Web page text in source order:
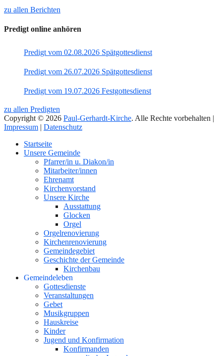
zu allen Berichten
Predigt online anhören
Predigt vom 02.08.2026 Spätgottesdienst
Predigt vom 26.07.2026 Spätgottesdienst
Predigt vom 19.07.2026 Festgottesdienst
zu allen Predigten
Copyright © 2026 Paul-Gerhardt-Kirche. Alle Rechte vorbehalten |
Impressum | Datenschutz
oben
Startseite
Unsere Gemeinde
Pfarrer/in u. Diakon/in
Mitarbeiter/innen
Ehrenamt
Kirchenvorstand
Unsere Kirche
Ausstattung
Glocken
Orgel
Orgelrenovierung
Kirchenrenovierung
Gemeindegebiet
Geschichte der Gemeinde
Kirchenbau
Gemeindeleben
Gottesdienste
Veranstaltungen
Gebet
Musikgruppen
Hauskreise
Kinder
Jugend und Konfirmation
Konfirmanden